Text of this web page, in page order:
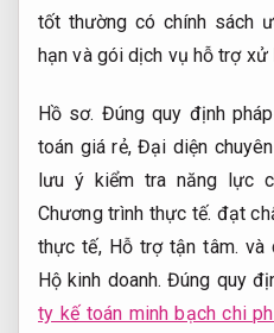
tốt thường có chính sách
hạn và gói dịch vụ hỗ trợ xử
Hồ sơ. Đúng quy định
toán giá rẻ,Đại diện
lưu ý kiểm tra năng lực
Chương trình thực tế. đạt
thực tế, Hỗ trợ tận tâm. và
Hộ kinh doanh. Đúng quy
ty kế toán minh bạch chi